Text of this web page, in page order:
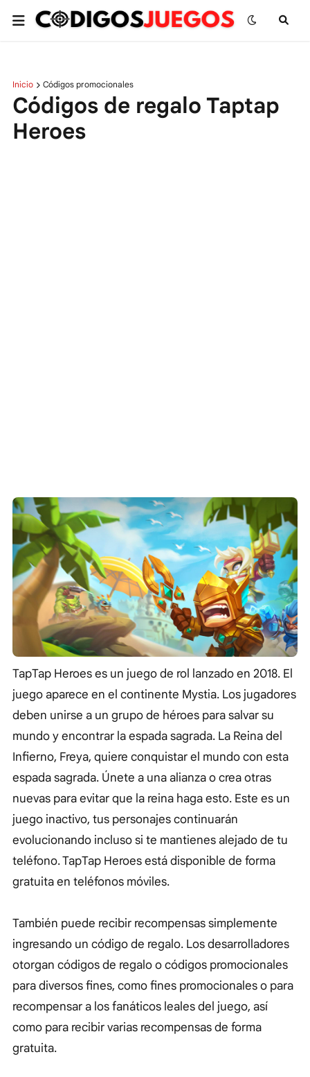
Inicio Códigos promocionales
Códigos de regalo Taptap
Heroes
TapTap Heroes es un juego de rol lanzado en 2018. El
juego aparece en el continente Mystia. Los jugadores
deben unirse a un grupo de héroes para salvar su
mundo y encontrar la espada sagrada. La Reina del
Infierno, Freya, quiere conquistar el mundo con esta
espada sagrada. Únete a una alianza o crea otras
nuevas para evitar que la reina haga esto. Este es un
juego inactivo, tus personajes continuarán
evolucionando incluso si te mantienes alejado de tu
teléfono. TapTap Heroes está disponible de forma
gratuita en teléfonos móviles.
También puede recibir recompensas simplemente
ingresando un código de regalo. Los desarrolladores
otorgan códigos de regalo o códigos promocionales
para diversos fines, como fines promocionales o para
recompensar a los fanáticos leales del juego, así
como para recibir varias recompensas de forma
gratuita.